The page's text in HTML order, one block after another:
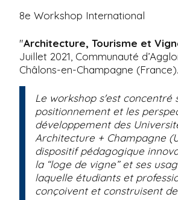
8e Workshop International
"Architecture, Tourisme et
Juillet 2021, Communauté
Châlons-en-Champagne (France).
Le workshop s'est concentré
positionnement et les
développement des
Architecture + Champagne
dispositif pédagogique
la “loge de vigne” et ses
laquelle étudiants et
conçoivent et construisent